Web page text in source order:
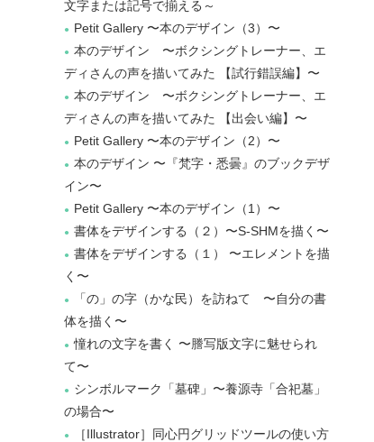
文字または記号で揃える～
Petit Gallery 〜本のデザイン（3）〜
本のデザイン 〜ボクシングトレーナー、エ
ディさんの声を描いてみた 【試行錯誤編】〜
本のデザイン 〜ボクシングトレーナー、エ
ディさんの声を描いてみた 【出会い編】〜
Petit Gallery 〜本のデザイン（2）〜
本のデザイン 〜『梵字・悉曇』のブックデザ
イン〜
Petit Gallery 〜本のデザイン（1）〜
書体をデザインする（２）〜S-SHMを描く〜
書体をデザインする（１） 〜エレメントを描
く〜
「の」の字（かな民）を訪ねて 〜自分の書
体を描く〜
憧れの文字を書く 〜謄写版文字に魅せられ
て〜
シンボルマーク「墓碑」〜養源寺「合祀墓」
の場合〜
［Illustrator］同心円グリッドツールの使い方